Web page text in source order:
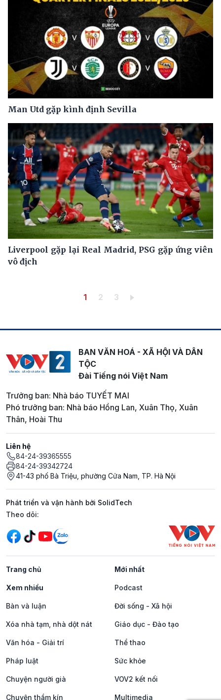
Man Utd gặp kình định Sevilla
Liverpool gặp lại Real Madrid, PSG gặp ứng viên
vô địch
Trang hiện thời
1 Trang
2 Trang
3
BAN VĂN HOÁ - XÃ HỘI VÀ DÂN
TỘC
Đài Tiếng nói Việt Nam
Trưởng ban: Nhà báo TUYẾT MAI
Phó trưởng ban: Nhà báo Hồng Lan, Xuân Thọ, Xuân
Thân, Hoài Thu
Liên hệ
84-24-39365555
84-24-39342724
41-43 phố Bà Triệu, phường Cửa Nam, TP. Hà Nội
Phát triển và vận hành bởi SolidTech
Mạng xã hội
Theo dõi:
Trang chủ Mới nhất
Xem nhiều Podcast
Bàn và luận Đời sống - Xã hội
Xóa nhà tạm, nhà dột nát Giáo dục - Đào tạo
Văn hóa - Giải trí Thể thao
Pháp luật Sức khỏe
Chuyện người già VOV2 kết nối
Chuyện thầm kín Multimedia